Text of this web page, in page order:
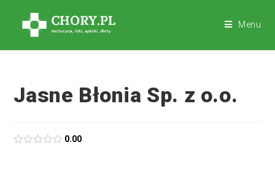
Menu
Jasne Błonia Sp. z o.o.
0.00